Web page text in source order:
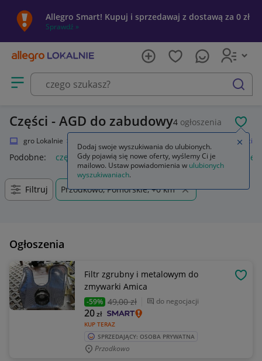
Allegro Smart! Kupuj i sprzedawaj z dostawą za 0 zł
Sprawdź »
Otwórz menu z kategoriami
szukaj
Części - AGD do zabudowy4 ogłoszenia
Allegro Lokalnie Części
Podobne: części części zamienne części montażowe
Filtruj Przodkowo, Pomorskie, +0 km
Ogłoszenia
Filtr zgrubny i metalowym do
zmywarki Amica
-59% 49,00 zł do negocjacji
KUP TERAZ
20zł
SPRZEDAJĄCY: OSOBA PRYWATNA
Przodkowo
Dodaj swoje wyszukiwania do ulubionych.
Gdy pojawią się nowe oferty, wyślemy Ci je
mailowo. Ustaw powiadomienia w ulubionych
wyszukiwaniach.